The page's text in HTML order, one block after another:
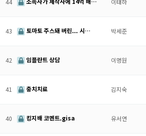
44 이태하
43 토마토 주스돼 버린... 시… 박세준
42 임플란트 상담 이명원
41 충치치료 김지숙
40 킹지배 코멘트.gisa 유서연